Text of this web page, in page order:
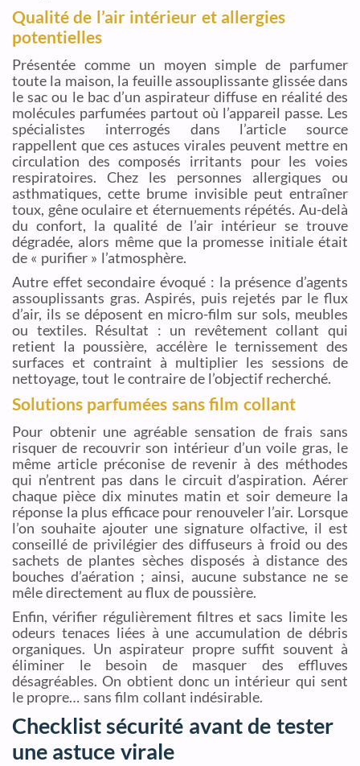
Qualité de l’air intérieur et allergies
potentielles
Présentée comme un moyen simple de parfumer
toute la maison, la feuille assouplissante glissée dans
le sac ou le bac d’un aspirateur diffuse en réalité des
molécules parfumées partout où l’appareil passe. Les
spécialistes interrogés dans l’article source
rappellent que ces astuces virales peuvent mettre en
circulation des composés irritants pour les voies
respiratoires. Chez les personnes allergiques ou
asthmatiques, cette brume invisible peut entraîner
toux, gêne oculaire et éternuements répétés. Au-delà
du confort, la qualité de l’air intérieur se trouve
dégradée, alors même que la promesse initiale était
de « purifier » l’atmosphère.
Autre effet secondaire évoqué : la présence d’agents
assouplissants gras. Aspirés, puis rejetés par le flux
d’air, ils se déposent en micro-film sur sols, meubles
ou textiles. Résultat : un revêtement collant qui
retient la poussière, accélère le ternissement des
surfaces et contraint à multiplier les sessions de
nettoyage, tout le contraire de l’objectif recherché.
Solutions parfumées sans film collant
Pour obtenir une agréable sensation de frais sans
risquer de recouvrir son intérieur d’un voile gras, le
même article préconise de revenir à des méthodes
qui n’entrent pas dans le circuit d’aspiration. Aérer
chaque pièce dix minutes matin et soir demeure la
réponse la plus efficace pour renouveler l’air. Lorsque
l’on souhaite ajouter une signature olfactive, il est
conseillé de privilégier des diffuseurs à froid ou des
sachets de plantes sèches disposés à distance des
bouches d’aération ; ainsi, aucune substance ne se
mêle directement au flux de poussière.
Enfin, vérifier régulièrement filtres et sacs limite les
odeurs tenaces liées à une accumulation de débris
organiques. Un aspirateur propre suffit souvent à
éliminer le besoin de masquer des effluves
désagréables. On obtient donc un intérieur qui sent
le propre… sans film collant indésirable.
Checklist sécurité avant de tester
une astuce virale